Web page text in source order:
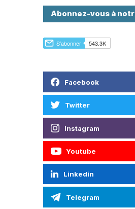
Abonnez-vous à
Facebook
Twitter
Instagram
Youtube
Linkedin
Telegram